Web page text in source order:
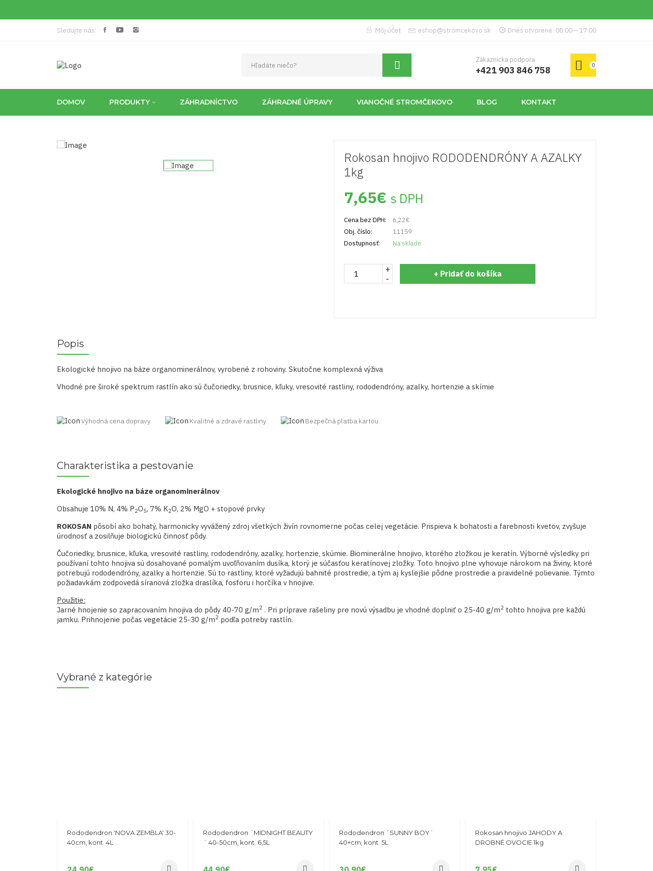
Sledujte nás: Môj účet eshop@stromcekovo.sk Dnes otvorené: 08:00 – 17:00
Zákaznícka podpora
+421 903 846 758 0
DOMOV PRODUKTY ZÁHRADNÍCTVO ZÁHRADNÉ ÚPRAVY VIANOČNÉ STROMČEKOVO BLOG KONTAKT
Rokosan hnojivo RODODENDRÓNY A AZALKY
1kg
7,65€ s DPH
Cena bez DPH: 6,22€
Obj. číslo:
11159
Dostupnosť:
Na sklade
Rokosan
+
-
+ Pridať do košíka
Popis
Ekologické hnojivo na báze organominerálnov, vyrobené z rohoviny. Skutočne komplexná výživa
Vhodné pre široké spektrum rastlín ako sú čučoriedky, brusnice, kľuky, vresovité rastliny, rododendróny, azalky, hortenzie a skímie
Výhodná cena dopravy Kvalitné a zdravé rastliny Bezpečná platba kartou
Charakteristika a pestovanie
Ekologické hnojivo na báze organominerálnov
Obsahuje 10% N, 4% P2O5, 7% K2O, 2% MgO + stopové prvky
ROKOSAN pôsobí ako bohatý, harmonicky vyvážený zdroj všetkých živín rovnomerne počas celej vegetácie. Prispieva k bohatosti a farebnosti kvetov, zvyšuje
úrodnosť a zosilňuje biologickú činnosť pôdy.
Čučoriedky, brusnice, kľuka, vresovité rastliny, rododendróny, azalky, hortenzie, skúmie. Biominerálne hnojivo, ktorého zložkou je keratín. Výborné výsledky pri
používaní tohto hnojiva sú dosahované pomalým uvoľňovaním dusíka, ktorý je súčasťou keratínovej zložky. Toto hnojivo plne vyhovuje nárokom na živiny, ktoré
potrebujú rododendróny, azalky a hortenzie. Sú to rastliny, ktoré vyžadujú bahnité prostredie, a tým aj kyslejšie pôdne prostredie a pravidelné polievanie. Týmto
požiadavkám zodpovedá síranová zložka draslíka, fosforu i horčíka v hnojive.
Použitie:
Jarné hnojenie so zapracovaním hnojiva do pôdy 40-70 g/m2 . Pri príprave rašeliny pre novú výsadbu je vhodné doplniť o 25-40 g/m2 tohto hnojiva pre každú
jamku. Prihnojenie počas vegetácie 25-30 g/m2 podľa potreby rastlín.
Vybrané z kategórie
Rododendron 'NOVA ZEMBLA' 30-
40cm, kont. 4L
Rododendron ´MIDNIGHT BEAUTY
´ 40-50cm, kont. 6,5L
Rododendron ´SUNNY BOY´
40+cm, kont. 5L
Rokosan hnojivo JAHODY A
DROBNÉ OVOCIE 1kg